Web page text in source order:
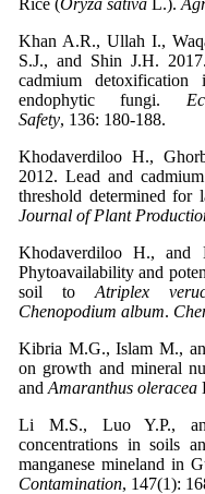
Khan A.R., Ullah I.,
S.J., and Shin J.H.
cadmium detoxification
endophytic fungi.
Safety
Khodaverdiloo H.,
2012. Lead and
threshold determined for
Journal of Plant
Khodaverdiloo H., and
Phytoavailability and
soil to Atriplex
Chenopodium album.
Kibria M.G., Islam M.,
on growth and mineral
and Amaranthus oleracea
Li M.S., Luo Y.P.,
concentrations in soils
manganese mineland in
Contamination